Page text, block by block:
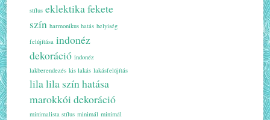
stílus eklektikafekete
szín harmonikus hatás helyiség
felújítása indonéz
dekoráció indonéz
lakberendezés kis lakás lakásfelújítás
lilalila szín hatása
marokkói dekoráció
minimalista stílus minimál minimál